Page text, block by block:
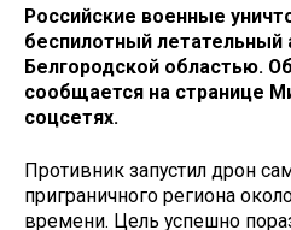
Российские военные
беспилотный летательный
Белгородской областью.
сообщается на странице
соцсетях.
Противник запустил дрон
приграничного региона
времени. Цель успешно